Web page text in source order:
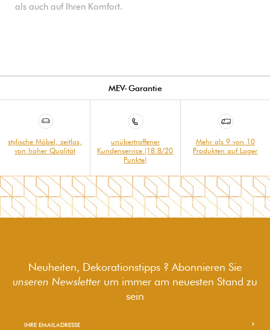
als auch auf Ihren Komfort.
MEV-Garantie
stylische Möbel, zeitlos,
von hoher Qualität
unübertroffener
Kundenservice (18.8/20
Punkte)
Mehr als 9 von 10
Produkten auf Lager
Neuheiten, Dekorationstipps ? Abonnieren Sie
unseren Newsletter um immer am neuesten Stand zu
sein